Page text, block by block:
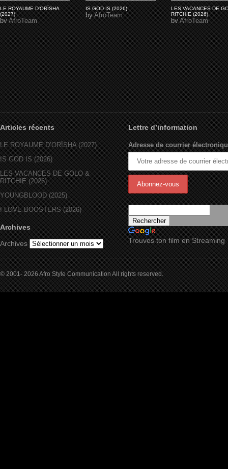
LE ROYAUME D'ORÏSHA
(2027)
byAfroTeam
IS GOD IS (2026)
byAfroTeam
LES VACANCES DE
RITCHIE (2026)
byAfroTeam
Articles récents
LE ROYAUME D’ORÏSHA (2027)
IS GOD IS (2026)
LES VACANCES DE GOLO &
RITCHIE (2026)
YOUNGBLOOD (2025)
I LOVE BOOSTERS (2026)
Archives
Archives
Lettre d’information
Adresse de courrier
Trouves ton film en Streaming
© 2001- 2026 Afro Style Communication All rights reserved.